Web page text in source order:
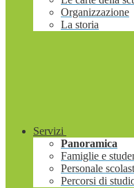
Organizzazione
La storia
Servizi
Panoramica
Famiglie e
Personale
Percorsi di